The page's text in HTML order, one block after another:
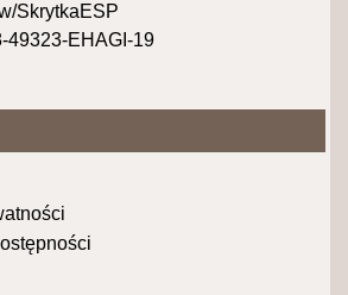
SkrytkaESP
49323-EHAGI-19